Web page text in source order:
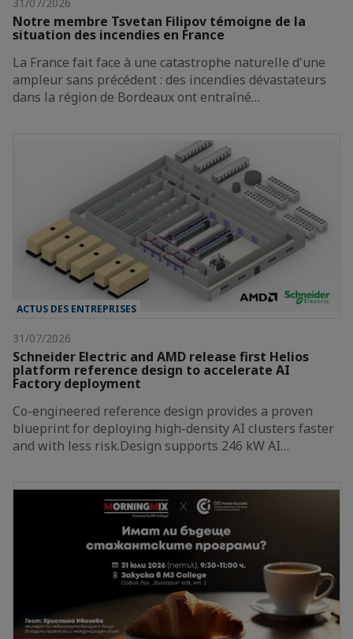
31/07/2026
Notre membre Tsvetan Filipov témoigne de la
situation des incendies en France
La France fait face à une catastrophe naturelle d'une
ampleur sans précédent : des incendies dévastateurs
dans la région de Bordeaux ont entraîné…
ACTUS DES ENTREPRISES
31/07/2026
Schneider Electric and AMD release first Helios
platform reference design to accelerate AI
Factory deployment
Co-engineered reference design provides a proven
blueprint for deploying high-density AI clusters faster
and with less risk.Design supports 246 kW AI…